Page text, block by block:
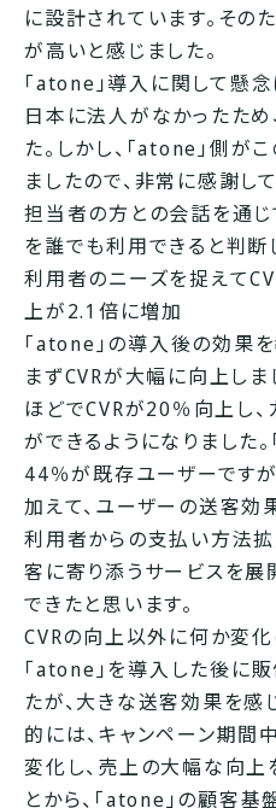
に設計されています。その
が高いと感じました。
「atone」導入に関して懸
日本に法人がなかったた
た。しかし、「atone」側が
ましたので、非常に感謝し
担当者の方との会話を通じ
を誰でも利用できると判断
利用者のニーズを捉えて
上が2.1倍に増加
「atone」の導入後の効果を
まずCVRが大幅に向上しま
ほどでCVRが20％向上し
ができるようになりました
44％が既存ユーザーです
加えて、ユーザーの送客効
利用者からの支払い方法
客に寄り添うサービスを展
できたと思います。
CVRの向上以外に何か変化
「atone」を導入した後に
たが、大きな送客効果を感
的には、キャンペーン期
変化し、売上の大幅な向上
とから、「atone」の顧客基